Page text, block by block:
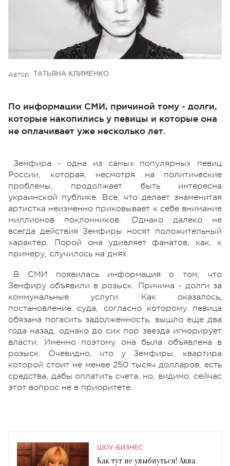
Автор: ТАТЬЯНА КЛИМЕНКО
По информации СМИ, причиной тому - долги,
которые накопились у певицы и которые она
не оплачивает уже несколько лет.
Земфира - одна из самых популярных певиц
России, которая, несмотря на политические
проблемы, продолжает быть интересна
украинской публике. Все, что делает знаменитая
артистка неизменно приковывает к себе внимание
миллионов поклонников. Однако далеко не
всегда действия Земфиры носят положительный
характер. Порой она удивляет фанатов, как, к
примеру, случилось на днях.
В СМИ появилась информация о том, что
Земфиру объявили в розыск. Причина - долги за
коммунальные услуги. Как оказалось,
постановление суда, согласно которому певица
обязана погасить задолженность, вышло еще два
года назад, однако до сих пор звезда игнорирует
власти. Именно поэтому она была объявлена в
розыск. Очевидно, что у Земфиры, квартира
которой стоит не менее 250 тысяч долларов, есть
средства, дабы оплатить счета, но, видимо, сейчас
этот вопрос не в приоритете.
ШОУ-БИЗНЕС
Как тут не улыбнуться! Алла